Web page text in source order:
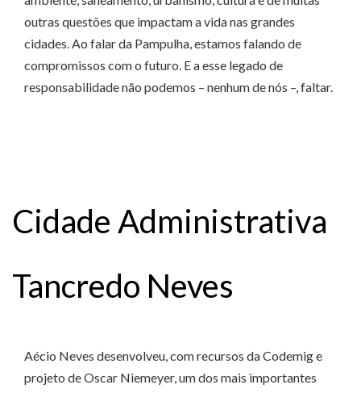
outras questões que impactam a vida nas grandes
cidades. Ao falar da Pampulha, estamos falando de
compromissos com o futuro. E a esse legado de
responsabilidade não podemos – nenhum de nós –, faltar.
Cidade Administrativa
Tancredo Neves
Aécio Neves desenvolveu, com recursos da Codemig e
projeto de Oscar Niemeyer, um dos mais importantes